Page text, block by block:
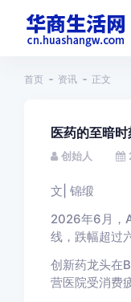
首页 资讯 正文
医药的至暗
创始人
文| 锦缎
2026年6月，
线，跌幅超过
创新药龙头在
营医院受消费